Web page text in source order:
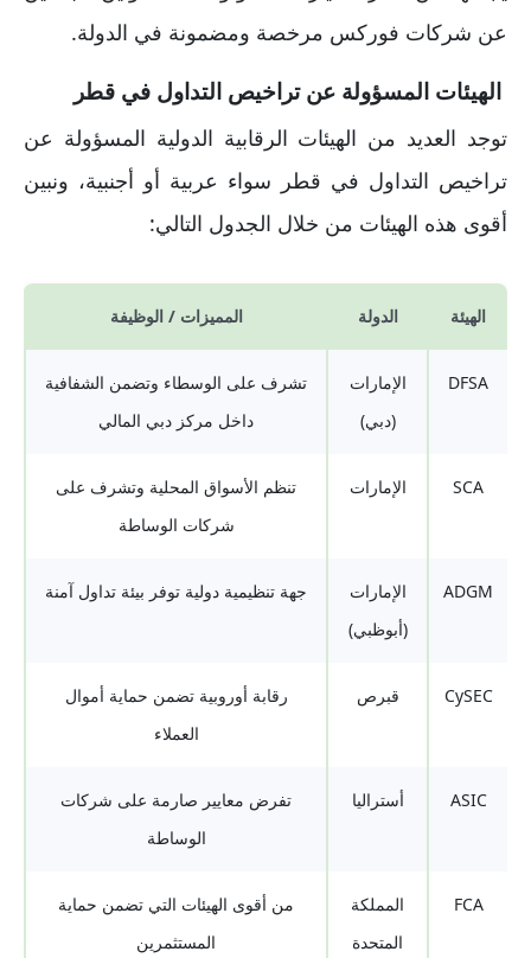
عن شركات فوركس مرخصة ومضمونة في الدولة.
الهيئات المسؤولة عن تراخيص التداول في قطر
توجد العديد من الهيئات الرقابية الدولية المسؤولة عن
تراخيص التداول في قطر سواء عربية أو أجنبية، ونبين
أقوى هذه الهيئات من خلال الجدول التالي:
الهيئة الدولة المميزات / الوظيفة
DFSA
الإمارات
(دبي)
تشرف على الوسطاء وتضمن الشفافية
داخل مركز دبي المالي
SCA الإمارات
تنظم الأسواق المحلية وتشرف على
شركات الوساطة
ADGM
الإمارات
(أبوظبي)
جهة تنظيمية دولية توفر بيئة تداول آمنة
CySEC قبرص
رقابة أوروبية تضمن حماية أموال
العملاء
ASIC أستراليا
تفرض معايير صارمة على شركات
الوساطة
FCA
المملكة
المتحدة
من أقوى الهيئات التي تضمن حماية
المستثمرين